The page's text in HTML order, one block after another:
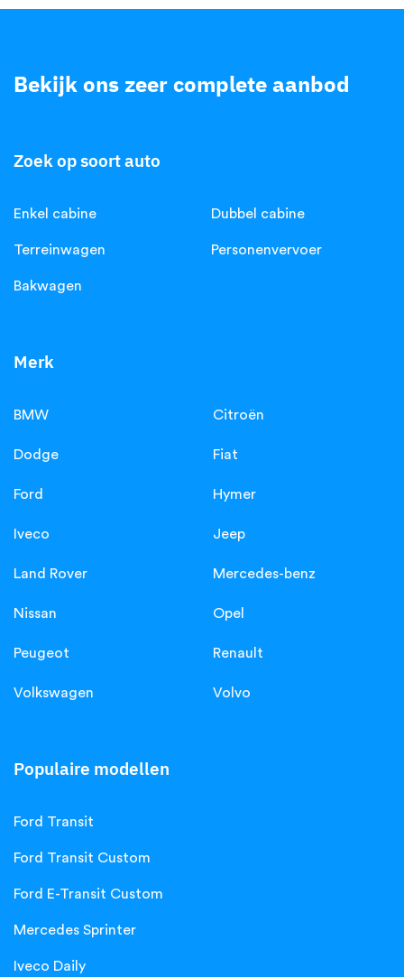
Bekijk ons zeer complete aanbod
Zoek op soort auto
Enkel cabine Dubbel cabine
Terreinwagen Personenvervoer
Bakwagen
Merk
BMW Citroën
Dodge Fiat
Ford Hymer
Iveco Jeep
Land Rover Mercedes-benz
Nissan Opel
Peugeot Renault
Volkswagen Volvo
Populaire modellen
Ford Transit
Ford Transit Custom
Ford E-Transit Custom
Mercedes Sprinter
Iveco Daily